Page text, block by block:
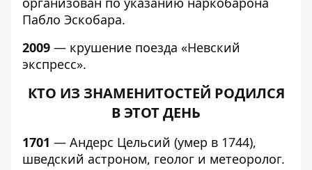
Пабло Эскобара.
2009 — крушение поезда «Невский
экспресс».
КТО ИЗ ЗНАМЕНИТОСТЕЙ РОДИЛСЯ
В ЭТОТ ДЕНЬ
1701 — Андерс Цельсий (умер в 1744),
шведский астроном, геолог и метеоролог.